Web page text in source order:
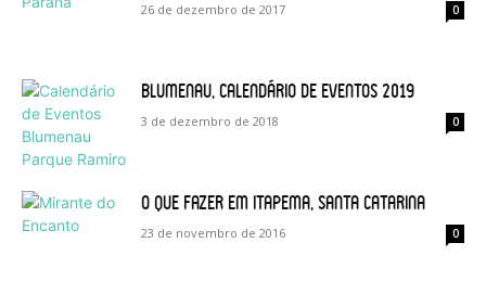
26 de dezembro de 2017 0
Blumenau, calendário de eventos 2019
3 de dezembro de 2018 0
O que fazer em Itapema, Santa Catarina
23 de novembro de 2016 0